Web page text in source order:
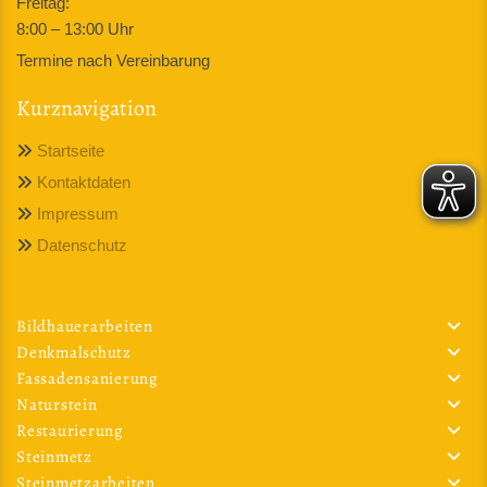
8:00 – 13:00 Uhr
Termine nach Vereinbarung
Kurznavigation
 Startseite
 Kontaktdaten
 Impressum
 Datenschutz
Bildhauerarbeiten
Denkmalschutz
Fassadensanierung
Naturstein
Restaurierung
Steinmetz
Steinmetzarbeiten